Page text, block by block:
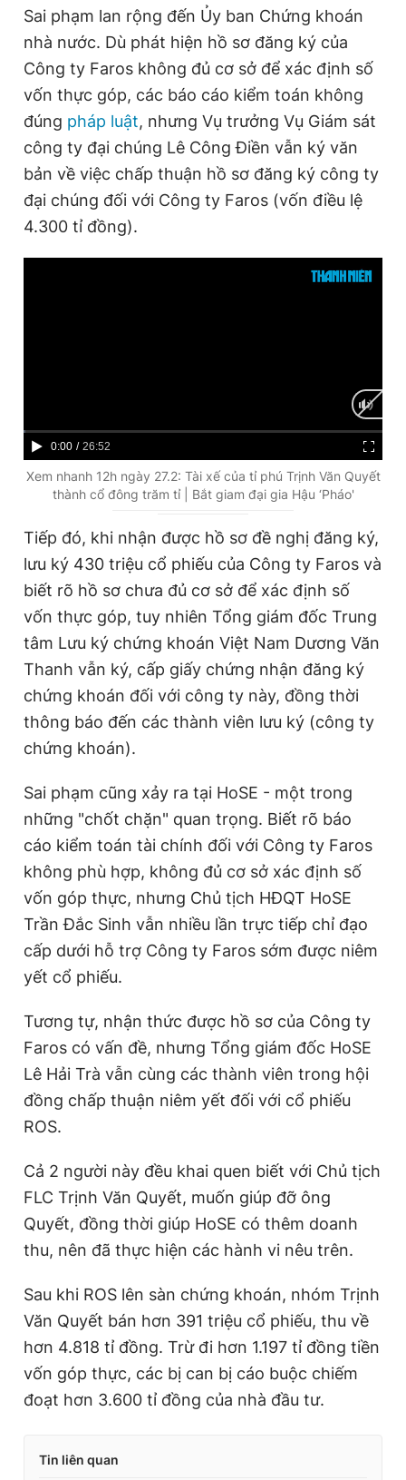
Sai phạm lan rộng đến Ủy ban Chứng khoán
nhà nước. Dù phát hiện hồ sơ đăng ký của
Công ty Faros không đủ cơ sở để xác định số
vốn thực góp, các báo cáo kiểm toán không
đúng pháp luật, nhưng Vụ trưởng Vụ Giám sát
công ty đại chúng Lê Công Điền vẫn ký văn
bản về việc chấp thuận hồ sơ đăng ký công ty
đại chúng đối với Công ty Faros (vốn điều lệ
4.300 tỉ đồng).
C
u
r
e
T
i
m
e
0:00 / D
u
r
o
n
26:52
Xem nhanh 12h ngày 27.2: Tài xế của tỉ phú Trịnh Văn Quyết
thành cổ đông trăm tỉ | Bắt giam đại gia Hậu ‘Pháo'
Tiếp đó, khi nhận được hồ sơ đề nghị đăng ký,
lưu ký 430 triệu cổ phiếu của Công ty Faros và
biết rõ hồ sơ chưa đủ cơ sở để xác định số
vốn thực góp, tuy nhiên Tổng giám đốc Trung
tâm Lưu ký chứng khoán Việt Nam Dương Văn
Thanh vẫn ký, cấp giấy chứng nhận đăng ký
chứng khoán đối với công ty này, đồng thời
thông báo đến các thành viên lưu ký (công ty
chứng khoán).
Sai phạm cũng xảy ra tại HoSE - một trong
những "chốt chặn" quan trọng. Biết rõ báo
cáo kiểm toán tài chính đối với Công ty Faros
không phù hợp, không đủ cơ sở xác định số
vốn góp thực, nhưng Chủ tịch HĐQT HoSE
Trần Đắc Sinh vẫn nhiều lần trực tiếp chỉ đạo
cấp dưới hỗ trợ Công ty Faros sớm được niêm
yết cổ phiếu.
Tương tự, nhận thức được hồ sơ của Công ty
Faros có vấn đề, nhưng Tổng giám đốc HoSE
Lê Hải Trà vẫn cùng các thành viên trong hội
đồng chấp thuận niêm yết đối với cổ phiếu
ROS.
Cả 2 người này đều khai quen biết với Chủ tịch
FLC Trịnh Văn Quyết, muốn giúp đỡ ông
Quyết, đồng thời giúp HoSE có thêm doanh
thu, nên đã thực hiện các hành vi nêu trên.
Sau khi ROS lên sàn chứng khoán, nhóm Trịnh
Văn Quyết bán hơn 391 triệu cổ phiếu, thu về
hơn 4.818 tỉ đồng. Trừ đi hơn 1.197 tỉ đồng tiền
vốn góp thực, các bị can bị cáo buộc chiếm
đoạt hơn 3.600 tỉ đồng của nhà đầu tư.
Tin liên quan